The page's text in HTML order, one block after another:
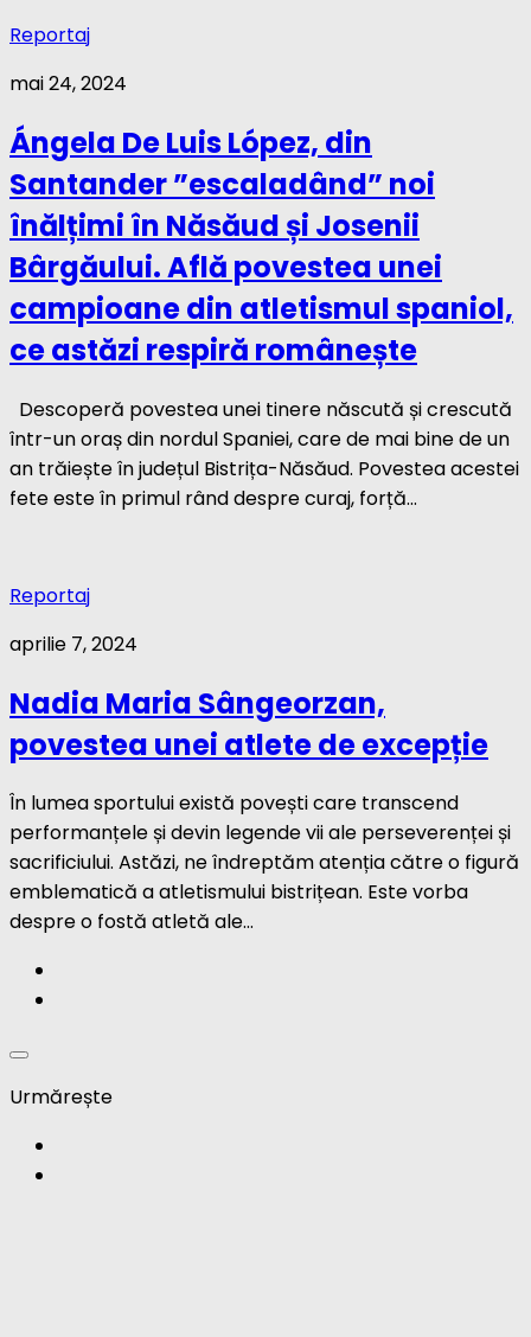
Reportaj
mai 24, 2024
Ángela De Luis López, din
Santander ”escaladând” noi
înălțimi în Năsăud și Josenii
Bârgăului. Află povestea unei
campioane din atletismul spaniol,
ce astăzi respiră românește
Descoperă povestea unei tinere născută și crescută
într-un oraș din nordul Spaniei, care de mai bine de un
an trăiește în județul Bistrița-Năsăud. Povestea acestei
fete este în primul rând despre curaj, forță...
Reportaj
aprilie 7, 2024
Nadia Maria Sângeorzan,
povestea unei atlete de excepție
În lumea sportului există povești care transcend
performanțele și devin legende vii ale perseverenței și
sacrificiului. Astăzi, ne îndreptăm atenția către o figură
emblematică a atletismului bistrițean. Este vorba
despre o fostă atletă ale...